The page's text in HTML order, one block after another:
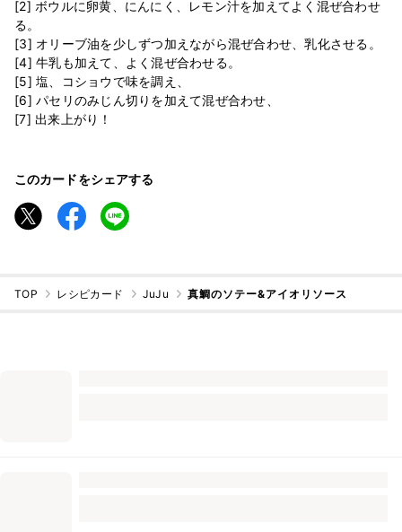
[2] ボウルに卵黄、にんにく、レモン汁を加えてよく混ぜ合わせ
る。
[3] オリーブ油を少しずつ加えながら混ぜ合わせ、乳化させる。
[4] 牛乳も加えて、よく混ぜ合わせる。
[5] 塩、コショウで味を調え、
[6] パセリのみじん切りを加えて混ぜ合わせ、
このカードをシェアする
TOP レシピカード JuJu 真鯛のソテー&アイオリソース